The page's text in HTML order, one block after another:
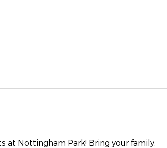
at Nottingham Park! Bring your family,